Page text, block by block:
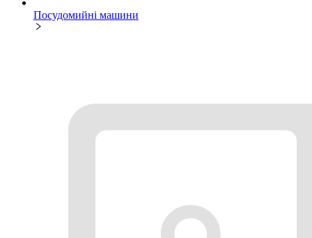
Посудомийні машини